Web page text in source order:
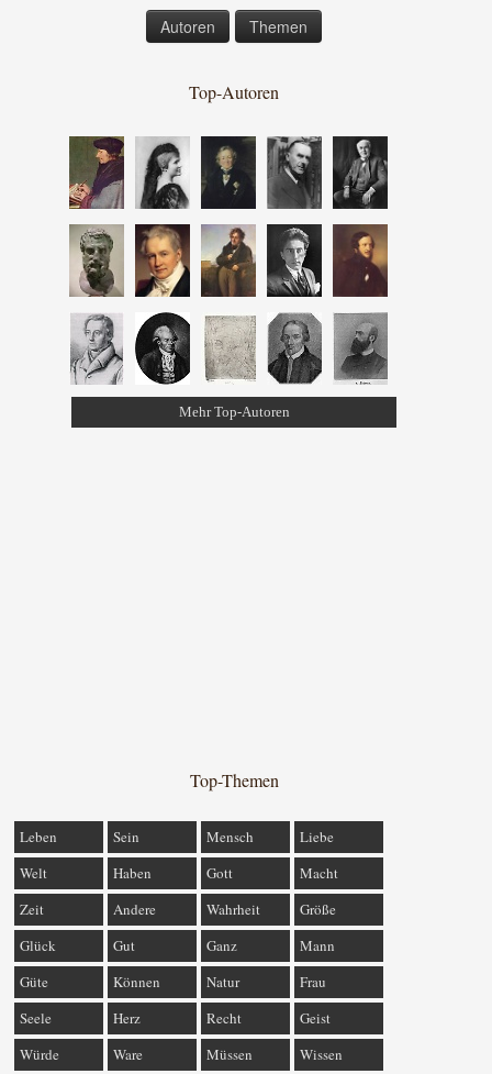
Autoren Themen
Top-Autoren
Mehr Top-Autoren
Top-Themen
Leben Sein Mensch
Liebe
Welt
Haben Gott
Macht
Zeit
Andere Wahrheit
Größe
Glück
Gut Ganz
Mann
Güte
Können Natur
Frau
Seele
Herz Recht
Geist
Würde
Ware Müssen Wissen